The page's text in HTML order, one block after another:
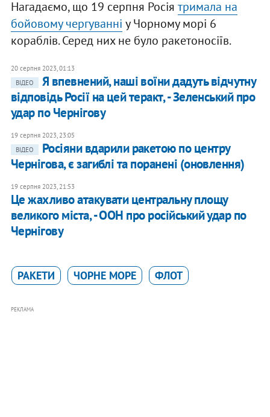
Нагадаємо, що 19 серпня Росія тримала на
бойовому чергуванні у Чорному морі 6
кораблів. Серед них не було ракетоносіїв.
20 серпня 2023, 01:13
ВІДЕО
Я впевнений, наші воїни дадуть відчутну
відповідь Росії на цей теракт, - Зеленський про
удар по Чернігову
19 серпня 2023, 23:05
ВІДЕО
Росіяни вдарили ракетою по центру
Чернігова, є загиблі та поранені (оновлення)
19 серпня 2023, 21:53
Це жахливо атакувати центральну площу
великого міста, - ООН про російський удар по
Чернігову
РАКЕТИ ЧОРНЕ МОРЕ ФЛОТ
РЕКЛАМА